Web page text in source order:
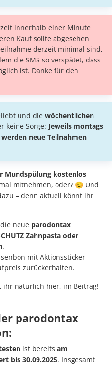
innerhalb einer Minute
Kauf sollte abgesehen
derzeit minimal sind,
die SMS so verspätet, dass
ist. Danke für den
und die wöchentlichen
keine Sorge: Jeweils montags
neue Teilnahmen
Mundspülung kostenlos
mitnehmen, oder? 😊 Und
– denn aktuell könnt ihr
neue parodontax
Zahnpasta oder
.
mit Aktionssticker
zurückerhalten.
ihr natürlich hier, im Beitrag!
parodontax
ist bereits am
bis 30.09.2025. Insgesamt